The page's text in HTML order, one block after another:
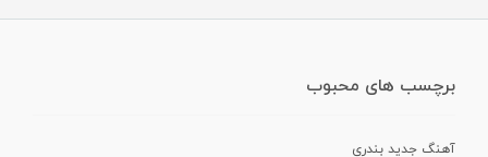
برچسب های محبوب
آهنگ جدید بندری